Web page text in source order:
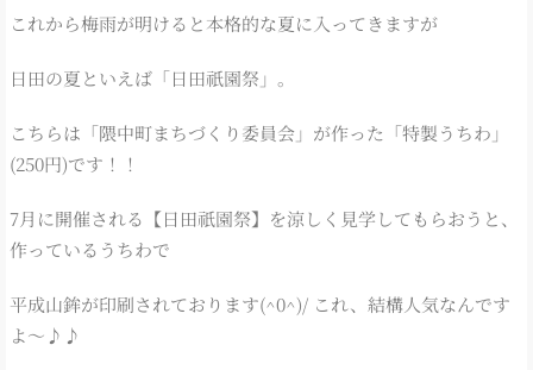
これから梅雨が明けると本格的な夏に入ってきますが
日田の夏といえば「日田祇園祭」。
こちらは「隈中町まちづくり委員会」が作った「特製うちわ」
(250円)です！！
7月に開催される【日田祇園祭】を涼しく見学してもらおうと、
作っているうちわで
平成山鉾が印刷されております(^0^)/ これ、結構人気なんです
よ～♪♪